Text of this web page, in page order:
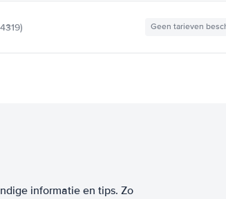
Geen tarieven
informatie en tips. Zo